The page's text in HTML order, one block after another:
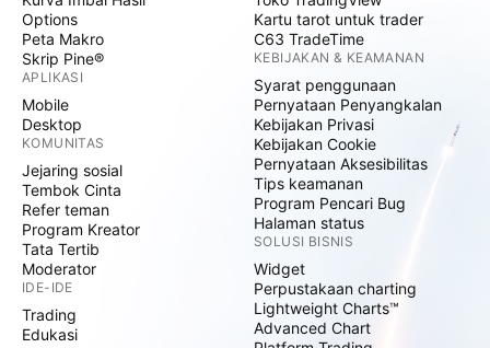
Options
Peta Makro
Skrip Pine®
APLIKASI
Mobile
Desktop
KOMUNITAS
Jejaring sosial
Tembok Cinta
Refer teman
Program Kreator
Tata Tertib
Moderator
IDE-IDE
Trading
Edukasi
Kartu tarot untuk trader
C63 TradeTime
KEBIJAKAN & KEAMANAN
Syarat penggunaan
Pernyataan Penyangkalan
Kebijakan Privasi
Kebijakan Cookie
Pernyataan Aksesibilitas
Tips keamanan
Program Pencari Bug
Halaman status
SOLUSI BISNIS
Widget
Perpustakaan charting
Lightweight Charts™
Advanced Chart